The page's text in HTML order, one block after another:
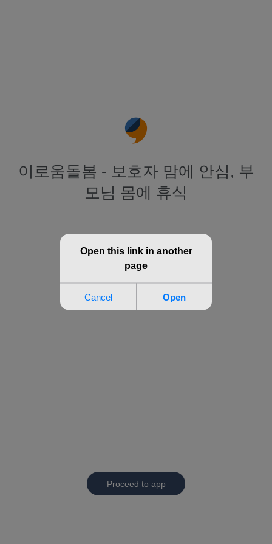
이로움돌봄 - 보호자 맘에 안심, 부
모님 몸에 휴식
Proceed to app